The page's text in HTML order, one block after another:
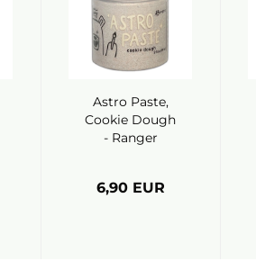
Astro Paste,
Cookie Dough
- Ranger
6,90 EUR